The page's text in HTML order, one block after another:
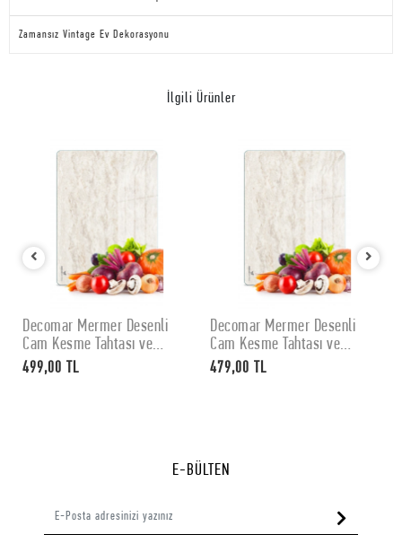
Zamansız Vintage Ev Dekorasyonu
İlgili Ürünler
SEPETE EKLE
Decomar Mermer Desenli
Cam Kesme Tahtası ve
Sunumluk 30 x 40 cm
499,00 TL
SEPETE EKLE
Decomar Mermer Desenli
Cam Kesme Tahtası ve
Sunumluk 25 x 35 cm
479,00 TL
E-BÜLTEN